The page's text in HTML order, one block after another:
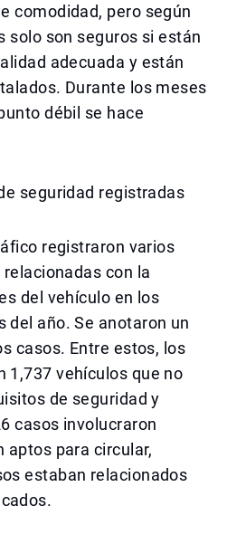
comodidad, pero según
solo son seguros si están
adecuada y están
Durante los meses
débil se hace
seguridad registradas
registraron varios
con la
del vehículo en los
del año. Se anotaron un
casos. Entre estos, los
1,737 vehículos que no
de seguridad y
casos involucraron
aptos para circular,
estaban relacionados